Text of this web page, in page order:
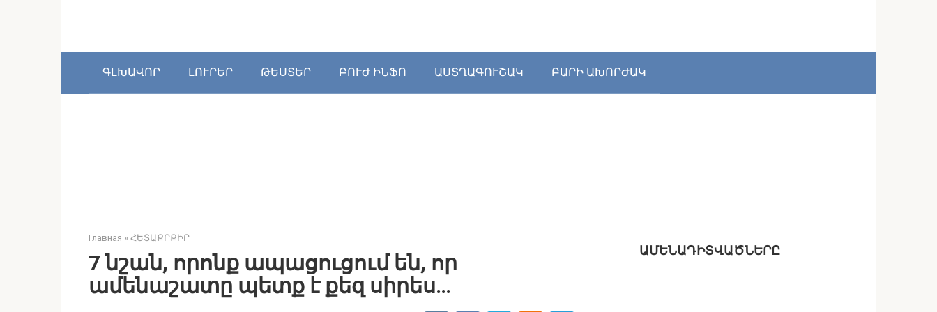
ԳԼԽԱՎՈՐ ԼՈՒՐԵՐ ԹԵՍՏԵՐ ԲՈՒԺ ԻՆՖՈ ԱՍՏՂԱԳՈՒՇԱԿ ԲԱՐԻ ԱԽՈՐԺԱԿ
Главная » ՀԵՏԱՔՐՔԻՐ
7 նշան, որոնք ապացուցում են, որ
ամենաշատը պետք է քեզ սիրես…
ԱՄԵՆԱԴԻՏՎԱԾՆԵՐԸ